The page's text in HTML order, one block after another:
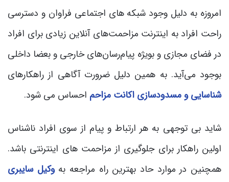
امروزه به دلیل وجود شبکه های اجتماعی فراوان و دسترسی
راحت افراد به اینترنت مزاحمت‌های آنلاین زیادی برای افراد
در فضای مجازی و بویژه پیام‌رسان‌های خارجی و بعضا داخلی
بوجود می‌آید. به همین دلیل ضرورت آگاهی از راهکارهای
شناسایی و مسدودسازی اکانت مزاحم احساس می شود.
شاید بی توجهی به هر ارتباط و پیام از سوی افراد ناشناس
اولین راهکار برای جلوگیری از مزاحمت های اینترنتی باشد.
همچنین در موارد حاد بهترین راه مراجعه بهوکیل سایبری